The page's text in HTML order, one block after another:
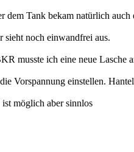
dem Tank bekam natürlich
sieht noch einwandfrei aus.
musste ich eine neue Lasche
Vorspannung einstellen.
möglich aber sinnlos